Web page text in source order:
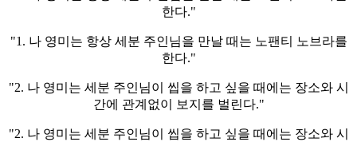
한다."
"1. 나 영미는 항상 세분 주인님을 만날 때는 노팬티 노브라를
한다."
"2. 나 영미는 세분 주인님이 씹을 하고 싶을 때에는 장소와 시
간에 관계없이 보지를 벌린다."
"2. 나 영미는 세분 주인님이 씹을 하고 싶을 때에는 장소와 시